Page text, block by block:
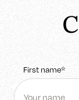
C
First name*